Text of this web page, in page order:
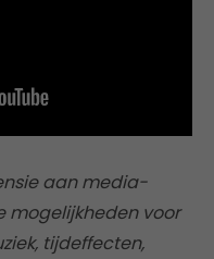
aan media-
mogelijkheden voor
tijdeffecten,